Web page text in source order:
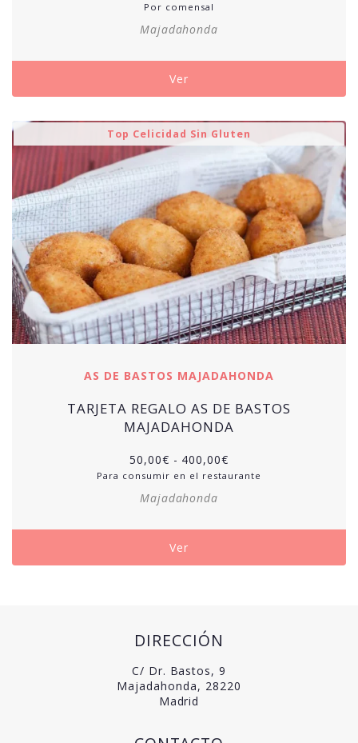
Por comensal
Majadahonda
Ver
Top Celicidad Sin Gluten
AS DE BASTOS MAJADAHONDA
TARJETA REGALO AS DE BASTOS
MAJADAHONDA
50,00€ - 400,00€
Para consumir en el restaurante
Majadahonda
Ver
DIRECCIÓN
C/ Dr. Bastos, 9
Majadahonda, 28220
Madrid